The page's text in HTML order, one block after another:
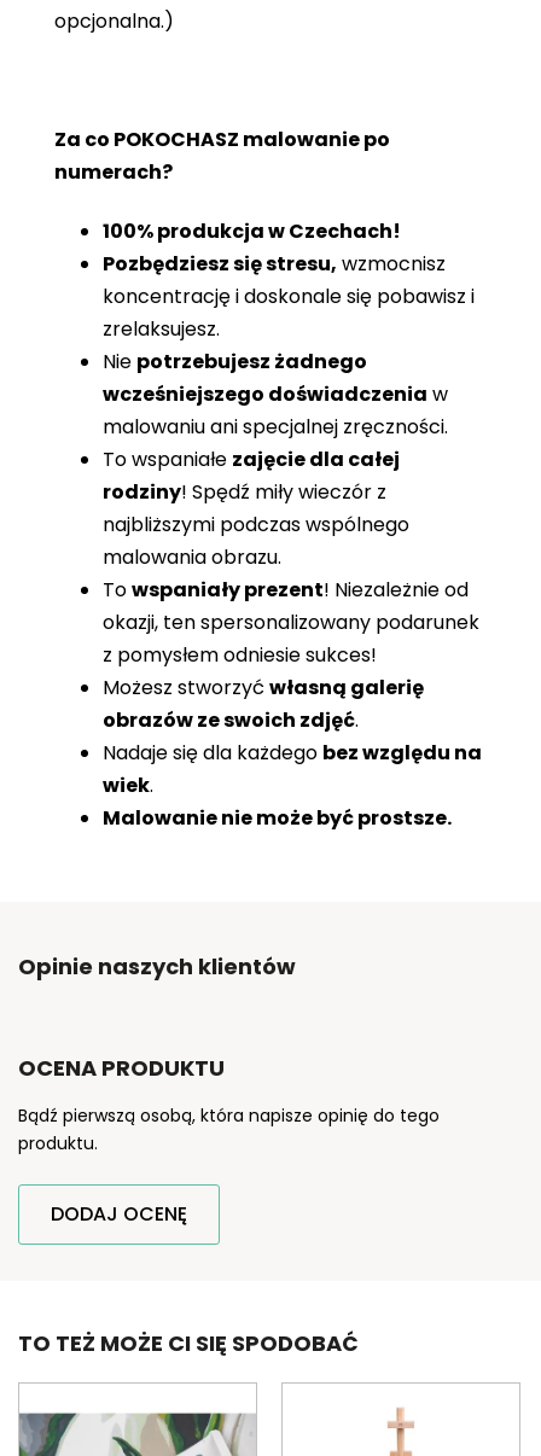
opcjonalna.)
Za co POKOCHASZ malowanie po
numerach?
100% produkcja w Czechach!
Pozbędziesz się stresu, wzmocnisz
koncentrację i doskonale się pobawisz i
zrelaksujesz.
Nie potrzebujesz żadnego
wcześniejszego doświadczenia w
malowaniu ani specjalnej zręczności.
To wspaniałe zajęcie dla całej
rodziny! Spędź miły wieczór z
najbliższymi podczas wspólnego
malowania obrazu.
Towspaniały prezent! Niezależnie od
okazji, ten spersonalizowany podarunek
z pomysłem odniesie sukces!
Możesz stworzyć własną galerię
obrazów ze swoich zdjęć.
Nadaje się dla każdego bez względu na
wiek.
Malowanie nie może być prostsze.
Opinie naszych klientów
OCENA PRODUKTU
Bądź pierwszą osobą, która napisze opinię do tego
produktu.
DODAJ OCENĘ
TO TEŻ MOŻE CI SIĘ SPODOBAĆ